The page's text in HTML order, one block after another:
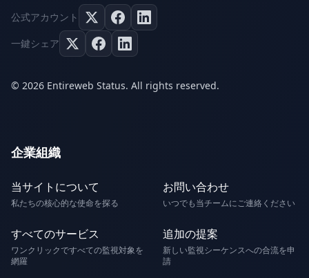
公式アカウント
一鍵シェア
© 2026 Entireweb Status. All rights reserved.
企業組織
当サイトについて
私たちの核心的な使命を探る
お問い合わせ
いつでも当チームにご連絡ください
すべてのサービス
ワンクリックですべての監視対象を
網羅
追加の提案
新しい監視シーケンスへの合流を申
請